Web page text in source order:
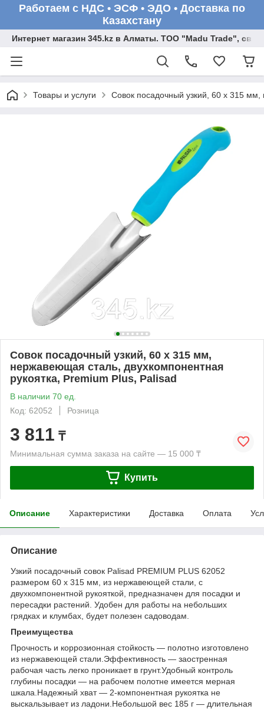
Работаем с НДС • ЭСФ • ЭДО • Доставка по
Казахстану
Интернет магазин 345.kz в Алматы. ТОО "Madu Trade",
Товары и услуги Совок посадочный узкий, 60 х 315
Совок посадочный узкий, 60 х 315 мм,
нержавеющая сталь, двухкомпонентная
рукоятка, Premium Plus, Palisad
В наличии 70 ед.
Код: 62052
Розница
3 811 ₸
Минимальная сумма заказа на сайте — 15 000 ₸
Купить
Описание Характеристики Доставка Оплата
Описание
Узкий посадочный совок Palisad PREMIUM PLUS 62052
размером 60 х 315 мм, из нержавеющей стали, с
двухкомпонентной рукояткой, предназначен для посадки и
пересадки растений. Удобен для работы на небольших
грядках и клумбах, будет полезен садоводам.
Преимущества
Прочность и коррозионная стойкость — полотно изготовлено
из нержавеющей стали.Эффективность — заостренная
рабочая часть легко проникает в грунт.Удобный контроль
глубины посадки — на рабочем полотне имеется мерная
шкала.Надежный хват — 2-компонентная рукоятка не
выскальзывает из ладони.Небольшой вес 185 г — длительная